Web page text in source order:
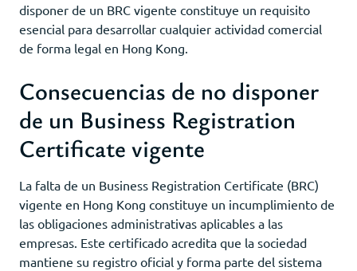
disponer de un BRC vigente constituye un requisito
esencial para desarrollar cualquier actividad comercial
de forma legal en Hong Kong.
Consecuencias de no disponer
de un Business Registration
Certificate vigente
La falta de un Business Registration Certificate (BRC)
vigente en Hong Kong constituye un incumplimiento de
las obligaciones administrativas aplicables a las
empresas. Este certificado acredita que la sociedad
mantiene su registro oficial y forma parte del sistema